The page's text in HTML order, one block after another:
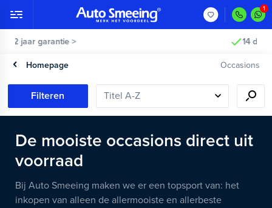
Homepage Occasions
Filteren
De mooiste occasions direct uit
voorraad
Bij Auto Smeeing maken we er een topsport van: het
inkopen van alleen de allermooiste en allerbeste